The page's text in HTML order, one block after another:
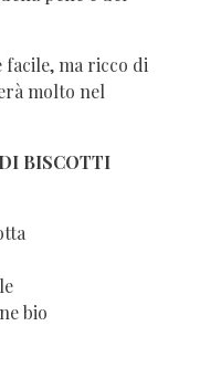
ma ricco di
molto nel
BISCOTTI
bio